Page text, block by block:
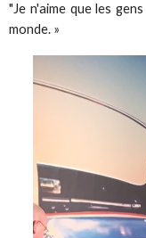
"Je n'aime que les
monde. »